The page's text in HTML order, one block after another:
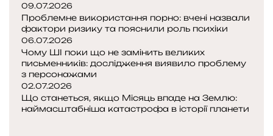
09.07.2026
Проблемне використання порно: вчені назвали
фактори ризику та пояснили роль психіки
06.07.2026
Чому ШІ поки що не замінить великих
письменників: дослідження виявило проблему
з персонажами
02.07.2026
Що станеться, якщо Місяць впаде на Землю:
наймасштабніша катастрофа в історії планети